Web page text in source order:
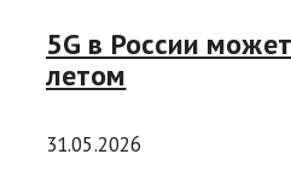
5G в России
летом
31.05.2026